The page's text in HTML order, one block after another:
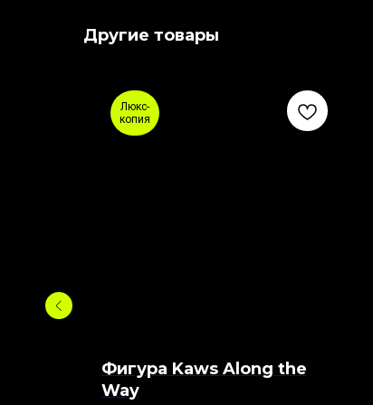
Другие товары
Люкс-
копия
Фигура Kaws Along the
Way